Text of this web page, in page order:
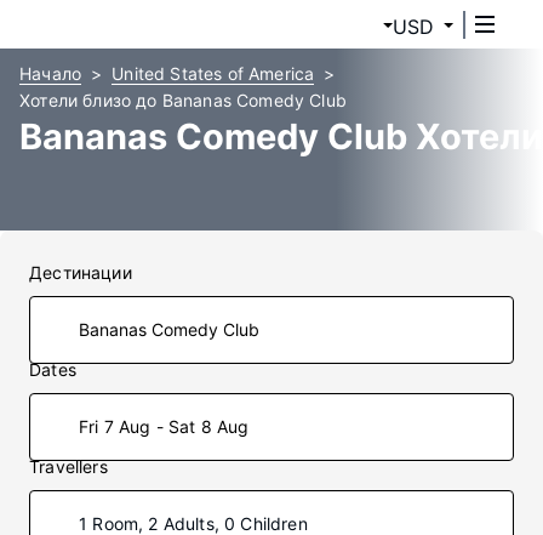
USD
Начало
United States of America
Хотели близо до Bananas Comedy Club
Bananas Comedy Club Хотели
Дестинации
Dates
Fri 7 Aug - Sat 8 Aug
Travellers
1 Room, 2 Adults, 0 Children